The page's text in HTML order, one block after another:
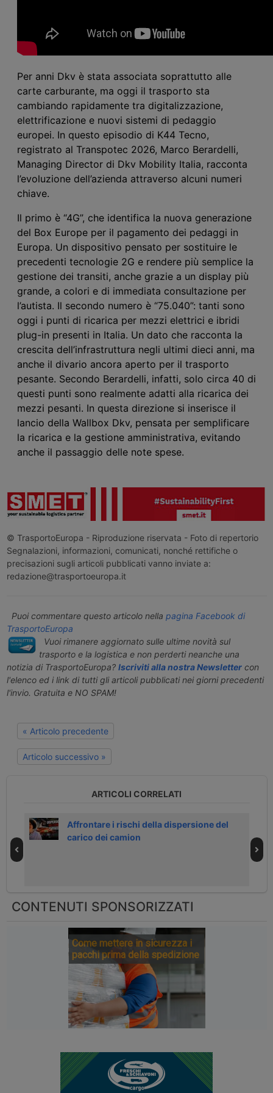
Per anni Dkv è stata associata soprattutto alle
carte carburante, ma oggi il trasporto sta
cambiando rapidamente tra digitalizzazione,
elettrificazione e nuovi sistemi di pedaggio
europei. In questo episodio di K44 Tecno,
registrato al Transpotec 2026, Marco Berardelli,
Managing Director di Dkv Mobility Italia, racconta
l’evoluzione dell’azienda attraverso alcuni numeri
chiave.
Il primo è “4G”, che identifica la nuova generazione
del Box Europe per il pagamento dei pedaggi in
Europa. Un dispositivo pensato per sostituire le
precedenti tecnologie 2G e rendere più semplice la
gestione dei transiti, anche grazie a un display più
grande, a colori e di immediata consultazione per
l’autista. Il secondo numero è “75.040”: tanti sono
oggi i punti di ricarica per mezzi elettrici e ibridi
plug-in presenti in Italia. Un dato che racconta la
crescita dell’infrastruttura negli ultimi dieci anni, ma
anche il divario ancora aperto per il trasporto
pesante. Secondo Berardelli, infatti, solo circa 40 di
questi punti sono realmente adatti alla ricarica dei
mezzi pesanti. In questa direzione si inserisce il
lancio della Wallbox Dkv, pensata per semplificare
la ricarica e la gestione amministrativa, evitando
anche il passaggio delle note spese.
© TrasportoEuropa - Riproduzione riservata - Foto di repertorio
Segnalazioni, informazioni, comunicati, nonché rettifiche o
precisazioni sugli articoli pubblicati vanno inviate a:
redazione@trasportoeuropa.it
Puoi commentare questo articolo nella pagina Facebook di
TrasportoEuropa
Vuoi rimanere aggiornato sulle ultime novità sul
trasporto e la logistica e non perderti neanche una
notizia di TrasportoEuropa? Iscriviti alla nostra Newslettercon
l'elenco ed i link di tutti gli articoli pubblicati nei giorni precedenti
l'invio. Gratuita e NO SPAM!
« Articolo precedente
Articolo successivo »
ARTICOLI CORRELATI
Affrontare i rischi della dispersione del
carico dei camion
CONTENUTI SPONSORIZZATI
Come mettere in sicurezza i
pacchi prima della spedizione